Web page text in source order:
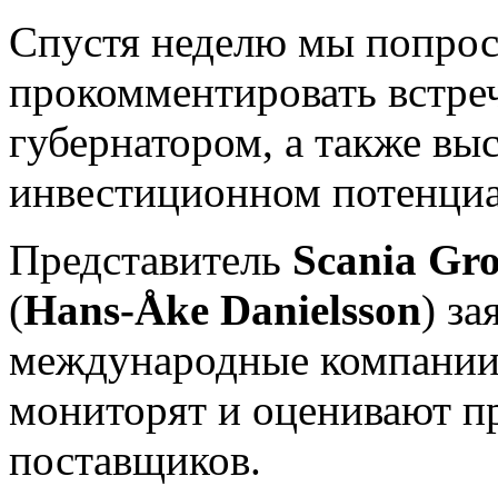
Спустя неделю мы
прокомментировать
губернатором, а также
инвестиционном
Представитель Scania
(Hans-Åke Danielsson)
международные
мониторят и оценивают
поставщиков.